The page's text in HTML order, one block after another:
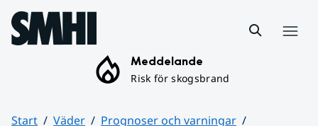
Hoppa till sidans innehåll
Meddelande
Risk för skogsbrand
Start Väder
Prognoser och varningar